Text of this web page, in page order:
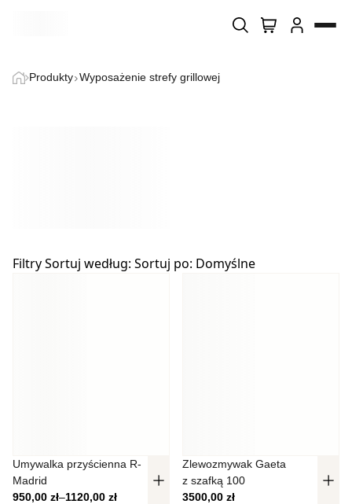
Produkty Wyposażenie strefy grillowej
FiltrySortuj według: Sortuj po: Domyślne
Umywalka przyścienna R-
Madrid
950,00 zł–1120,00 zł
Zakres cen: od 950,00 zł do 1120,00 zł
Zlewozmywak Gaeta
z szafką 100
3500,00 zł